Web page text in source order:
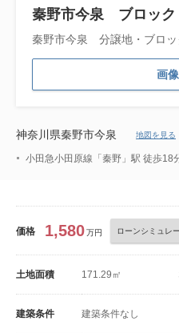
秦野市今泉 ブロック
秦野市今泉 分譲地・ブロッ
画
神奈川県秦野市今泉 地図を見る
小田急小田原線「秦野」駅 徒歩18
価格 1,580万円 ローンシミュレ
土地面積 171.29㎡
建築条件 建築条件なし